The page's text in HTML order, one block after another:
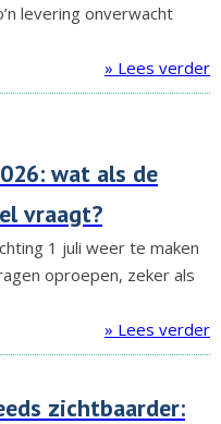
levering onverwacht
» Lees verder
wat als de
vraagt?
1 juli weer te maken
oproepen, zeker als
» Lees verder
zichtbaarder: